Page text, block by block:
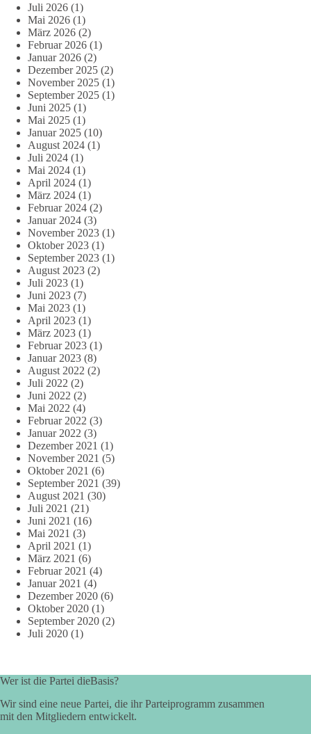
Juli 2026 (1)
Mai 2026 (1)
März 2026 (2)
Februar 2026 (1)
Januar 2026 (2)
Dezember 2025 (2)
November 2025 (1)
September 2025 (1)
Juni 2025 (1)
Mai 2025 (1)
Januar 2025 (10)
August 2024 (1)
Juli 2024 (1)
Mai 2024 (1)
April 2024 (1)
März 2024 (1)
Februar 2024 (2)
Januar 2024 (3)
November 2023 (1)
Oktober 2023 (1)
September 2023 (1)
August 2023 (2)
Juli 2023 (1)
Juni 2023 (7)
Mai 2023 (1)
April 2023 (1)
März 2023 (1)
Februar 2023 (1)
Januar 2023 (8)
August 2022 (2)
Juli 2022 (2)
Juni 2022 (2)
Mai 2022 (4)
Februar 2022 (3)
Januar 2022 (3)
Dezember 2021 (1)
November 2021 (5)
Oktober 2021 (6)
September 2021 (39)
August 2021 (30)
Juli 2021 (21)
Juni 2021 (16)
Mai 2021 (3)
April 2021 (1)
März 2021 (6)
Februar 2021 (4)
Januar 2021 (4)
Dezember 2020 (6)
Oktober 2020 (1)
September 2020 (2)
Juli 2020 (1)
Wer ist die Partei dieBasis?
Wir sind eine neue Partei, die ihr Parteiprogramm zusammen
mit den Mitgliedern entwickelt.